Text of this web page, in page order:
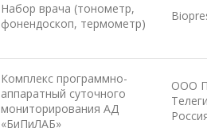
Набор врача (тонометр,
фонендоскоп, термометр)
Комплекс программно-
аппаратный суточного
мониторирования АД
«БиПиЛАБ»
ООО